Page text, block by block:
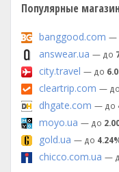
Популярные
banggood.com —
answear.ua — до
city.travel — до
cleartrip.com — до
dhgate.com — до
moyo.ua — до
gold.ua — до
chicco.com.ua —